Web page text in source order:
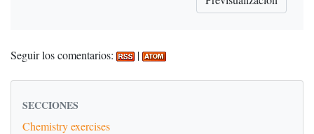
Seguir los comentarios: |
SECCIONES
Chemistry exercises